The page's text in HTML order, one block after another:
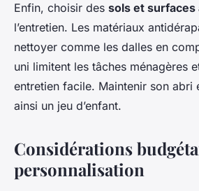
Enfin, choisir des sols et surfaces
l’entretien. Les matériaux
nettoyer comme les dalles en
uni limitent les tâches ménagères
entretien facile. Maintenir son abri
ainsi un jeu d’enfant.
Considérations
personnalisation